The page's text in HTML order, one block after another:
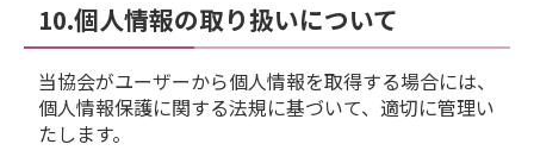
10.個人情報の取り扱いについて
当協会がユーザーから個人情報を取得する場合には、
個人情報保護に関する法規に基づいて、適切に管理い
たします。